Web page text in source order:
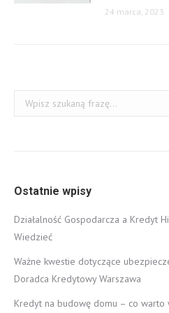
24 marca, 2023
Szukaj:
Ostatnie wpisy
Działalność Gospodarcza a Kredyt
Wiedzieć
Ważne kwestie dotyczące
Doradca Kredytowy Warszawa
Kredyt na budowę domu – co warto